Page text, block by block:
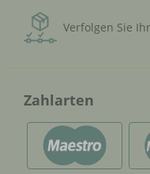
Verfolgen Sie
Zahlarten